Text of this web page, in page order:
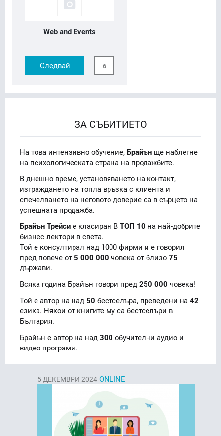
Web and Events
Следвай 6
ЗА СЪБИТИЕТО
На това интензивно обучение, Брайън ще наблегне
на психологическата страна на продажбите.
В днешно време, установяването на контакт,
изграждането на топла връзка с клиента и
спечелването на неговото доверие са в сърцето на
успешната продажба.
Брайън Трейси е класиран В ТОП 10 на най-добрите
бизнес лектори в света.
Той е консултирал над 1000 фирми и е говорил
пред повече от 5 000 000 човека от близо 75
държави.
Всяка година Брайън говори пред 250 000 човека!
Той е автор на над 50 бестселъра, преведени на 42
езика. Някои от книгите му са бестселъри в
България.
Брайън е автор на над 300 обучителни аудио и
видео програми.
5 ДЕКЕМВРИ 2024 ONLINE